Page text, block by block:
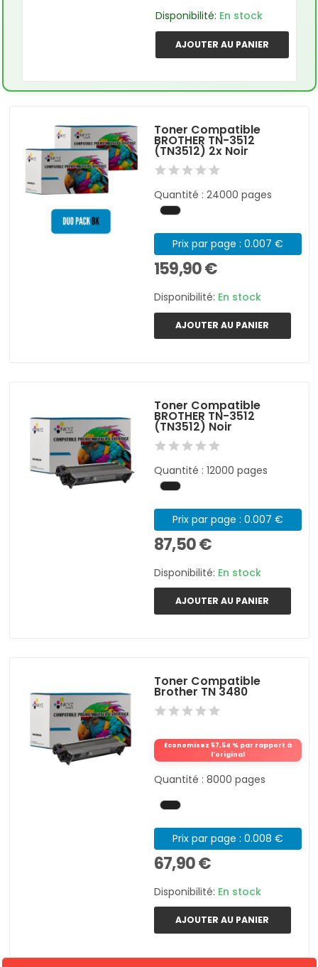
Disponibilité: En stock
AJOUTER AU PANIER
Toner Compatible
BROTHER TN-3512
(TN3512) 2x Noir
Quantité : 24000 pages
Prix par page : 0.007 €
159,90 €
Disponibilité: En stock
AJOUTER AU PANIER
Toner Compatible
BROTHER TN-3512
(TN3512) Noir
Quantité : 12000 pages
Prix par page : 0.007 €
87,50 €
Disponibilité: En stock
AJOUTER AU PANIER
Toner Compatible
Brother TN 3480
Économisez 57,54 % par rapport à
l'original
Quantité : 8000 pages
Prix par page : 0.008 €
67,90 €
Disponibilité: En stock
AJOUTER AU PANIER